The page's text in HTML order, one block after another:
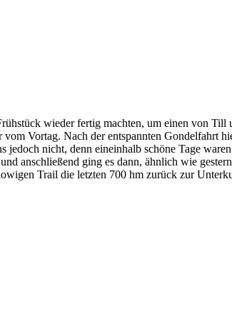
wieder fertig machten, um einen von
Vortag. Nach der entspannten Gondelfahrt
nicht, denn eineinhalb schöne Tage
anschließend ging es dann, ähnlich wie
Trail die letzten 700 hm zurück zur